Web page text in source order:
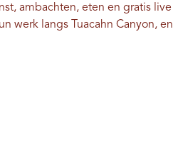
ambachten, eten en gratis live
werk langs Tuacahn Canyon, en